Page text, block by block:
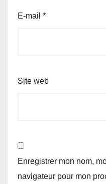
E-mail *
Site web
Enregistrer mon nom,
navigateur pour mon